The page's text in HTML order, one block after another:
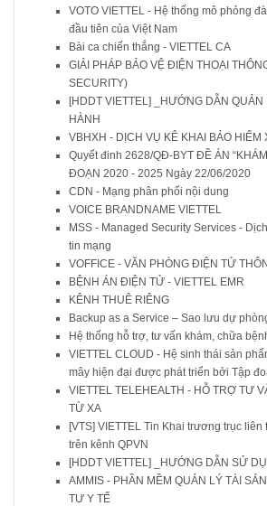
VOTO VIETTEL - Hệ thống mô phỏng
đầu tiên của Việt Nam
Bài ca chiến thắng - VIETTEL CA
GIẢI PHÁP BẢO VỆ ĐIỆN THOẠI
SECURITY)
[HDDT VIETTEL] _HƯỚNG DẪN
HÀNH
VBHXH - DỊCH VỤ KÊ KHAI BẢO HIỂM
Quyết đinh 2628/QĐ-BYT ĐỀ ÁN
ĐOẠN 2020 - 2025 Ngày 22/06/2020
CDN - Mạng phân phối nội dung
VOICE BRANDNAME VIETTEL
MSS - Managed Security Services -
tin mạng
VOFFICE - VĂN PHÒNG ĐIỆN TỬ
BỆNH ÁN ĐIỆN TỬ - VIETTEL EMR
KÊNH THUÊ RIÊNG
Backup as a Service – Sao lưu dự
Hệ thống hỗ trợ, tư vấn khám, chữa
VIETTEL CLOUD - Hệ sinh thái sản
mây hiện đại được phát triển bởi Tập
VIETTEL TELEHEALTH - HỖ TRỢ TƯ
TỪ XA
[VTS] VIETTEL Tin Khai trương trục
trên kênh QPVN
[HDDT VIETTEL] _HƯỚNG DẪN SỬ
AMMIS - PHẦN MỀM QUẢN LÝ TÀI
TƯ Y TẾ